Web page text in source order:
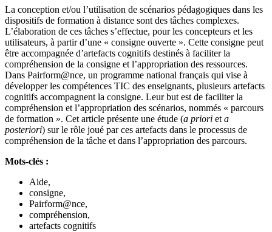
La conception et/ou l’utilisation de scénarios pédagogiques dans les
dispositifs de formation à distance sont des tâches complexes.
L’élaboration de ces tâches s’effectue, pour les concepteurs et les
utilisateurs, à partir d’une « consigne ouverte ». Cette consigne peut
être accompagnée d’artefacts cognitifs destinés à faciliter la
compréhension de la consigne et l’appropriation des ressources.
Dans Pairform@nce, un programme national français qui vise à
développer les compétences TIC des enseignants, plusieurs artefacts
cognitifs accompagnent la consigne. Leur but est de faciliter la
compréhension et l’appropriation des scénarios, nommés « parcours
de formation ». Cet article présente une étude (a priori et a
posteriori) sur le rôle joué par ces artefacts dans le processus de
compréhension de la tâche et dans l’appropriation des parcours.
Mots-clés :
Aide,
consigne,
Pairform@nce,
compréhension,
artefacts cognitifs